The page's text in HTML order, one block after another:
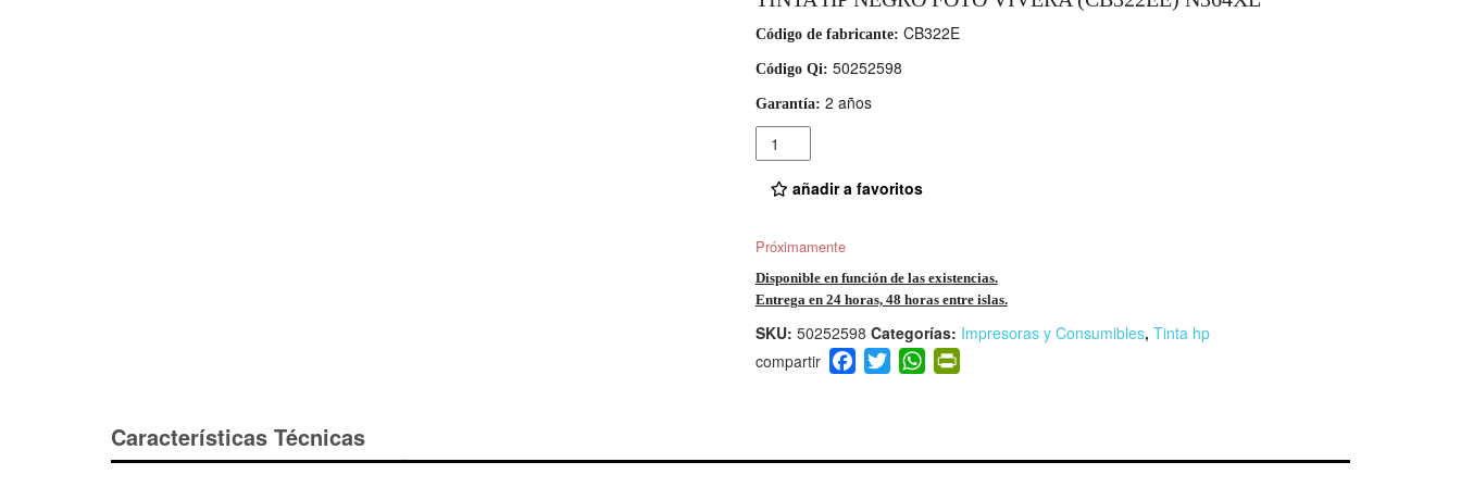
Código de fabricante: CB322E
Código Qi: 50252598
Garantía: 2 años
Cantidad
añadir a favoritos
Próximamente
Disponible en función de las existencias.
Entrega en 24 horas, 48 horas entre islas.
SKU: 50252598 Categorías: Impresoras y Consumibles, Tinta hp
F
a
b
T
wi
W
h
A
Pr
in
e
Características Técnicas